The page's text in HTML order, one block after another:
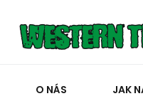
O NÁS JAK